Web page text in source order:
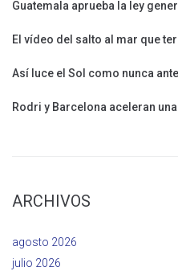
Guatemala aprueba la ley
El vídeo del salto al mar que
Así luce el Sol como nunca
Rodri y Barcelona aceleran
ARCHIVOS
agosto 2026
julio 2026